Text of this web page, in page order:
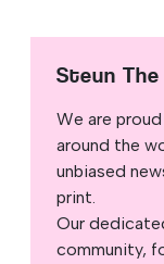
Steun
We are
around the
unbiased
print.
Our
community,